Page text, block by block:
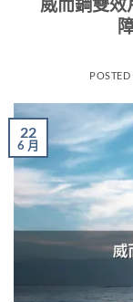
威而鋼雙效
22
6 月